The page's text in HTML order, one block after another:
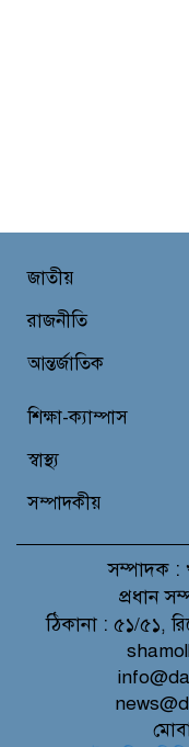
জাতীয়
রাজনীতি
আন্তর্জাতিক
শিক্ষা-ক্যাম্পাস
স্বাস্থ্য
সম্পাদকীয়
সম্পাদক :
প্রধান
ঠিকানা : ৫১/৫১,